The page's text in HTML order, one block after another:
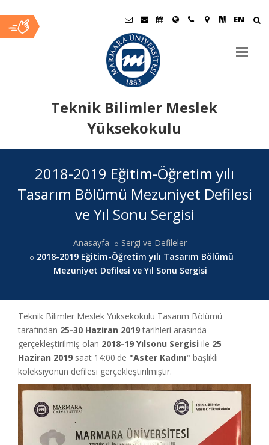
EN
Teknik Bilimler Meslek
Yüksekokulu
İçerik2018-2019 Eğitim-Öğretim yılı
Tasarım Bölümü Mezuniyet Defilesi
ve Yıl Sonu Sergisi
Anasayfa
Sergi ve Defileler
2018-2019 Eğitim-Öğretim yılı Tasarım Bölümü
Mezuniyet Defilesi ve Yıl Sonu Sergisi
Teknik Bilimler Meslek Yüksekokulu Tasarım Bölümü
tarafından 25-30 Haziran 2019tarihleri arasında
gerçekleştirilmiş olan 2018-19 Yılsonu Sergisi ile 25
Haziran 2019 saat 14:00'de "Aster Kadını" başlıklı
koleksiyonun defilesi gerçekleştirilmiştir.